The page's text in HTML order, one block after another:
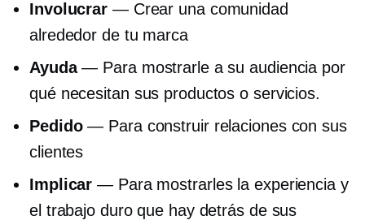
Involucrar — Crear una comunidad
alrededor de tu marca
Ayuda— Para mostrarle a su audiencia por
qué necesitan sus productos o servicios.
Pedido— Para construir relaciones con sus
clientes
Implicar — Para mostrarles la experiencia y
el trabajo duro que hay detrás de sus